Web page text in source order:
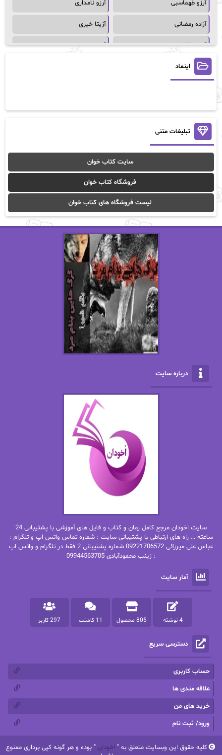
آرزو طهماسبی آرزو نامداری
آزاده رمضانی آزیتا خیری
آسمان64 آسمان۶۵
آسیه احمدی
آن ماری سلینکو آنا تاد
آنالیا
آوا موسوی آیدا (Aixi)
آیدا باقری آیسان صادقی
ا_اصغر زاده ا_اصغرزاده
اریک مورگنشترن از نیلوفر لاری
استل مسکم
اصغر زاده
اکرم محمدی
الف صاد
الکساندر دوما
الناز پاکپور‌
الناز محمدی
امیر فرهی
باران
بهار سلطانی
بهاره شیرازی
بهاره.م
بیتا فرخی
پاتریشیا ویلسون پرتو فرهمند
پرستو اسحقی
پرستو مهاجر
پرهام رسولی
پروانه قدیمی پروانه محمدی
پریسا شکور(طوفان خاموش)
پنلوپه وارد
تاران
ترنم.25
ثمین سرابی جان فاولز
اینماد
تبلیغات متنی
سایت کتاب خوان
فروشگاه کتاب خوان
لیست فروشگاه های کتاب خوان
درباره سایت
سایت اخودان مرجع کامل رمان و کتاب و فایل های آموزشی با پشتیبانی 24
ساعته … راه های ارتباطی با پشتیبانی سایت : شماره تماس واتس اپ و تلگرام :
عباس علی میرزائی 09221706572 شماره پشتیبانی 2 فقط در تلگرام و واتس اپ
: زینب محمودآبادی 09944563705
آمار سایت
4 نوشته 805 محصول 11 کامنت 297 کاربر
دسترسی سریع
حساب کاربری
علاقه مندی ها
خرید های من
ورود/ ثبت نام
کلیه حقوق این وبسایت متعلق به " اخودان " بوده و هر گونه کپی برداری ممنوع